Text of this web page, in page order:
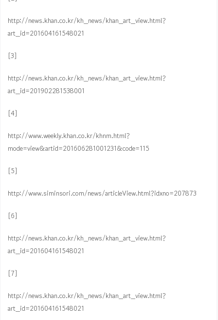
http://news.khan.co.kr/kh_news/khan_art_view.html?
art_id=201604161548021
[3]
http://news.khan.co.kr/kh_news/khan_art_view.html?
art_id=201902281538001
[4]
http://www.weekly.khan.co.kr/khnm.html?
mode=view&artid=201606281001231&code=115
[5]
http://www.siminsori.com/news/articleView.html?idxno=207873
[6]
http://news.khan.co.kr/kh_news/khan_art_view.html?
art_id=201604161548021
[7]
http://news.khan.co.kr/kh_news/khan_art_view.html?
art_id=201604161548021